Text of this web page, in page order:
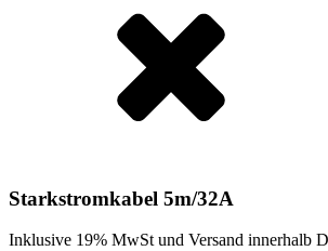
Starkstromkabel 5m/32A
Inklusive 19% MwSt und Versand innerhalb